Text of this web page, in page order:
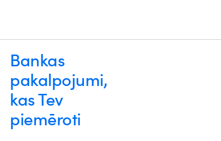
Bankas
pakalpojumi,
kas Tev
piemēroti